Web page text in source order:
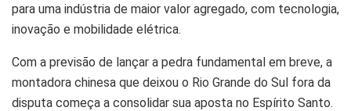
para uma indústria de maior valor agregado, com tecnologia,
inovação e mobilidade elétrica.
Com a previsão de lançar a pedra fundamental em breve, a
montadora chinesa que deixou o Rio Grande do Sul fora da
disputa começa a consolidar sua aposta no Espírito Santo.